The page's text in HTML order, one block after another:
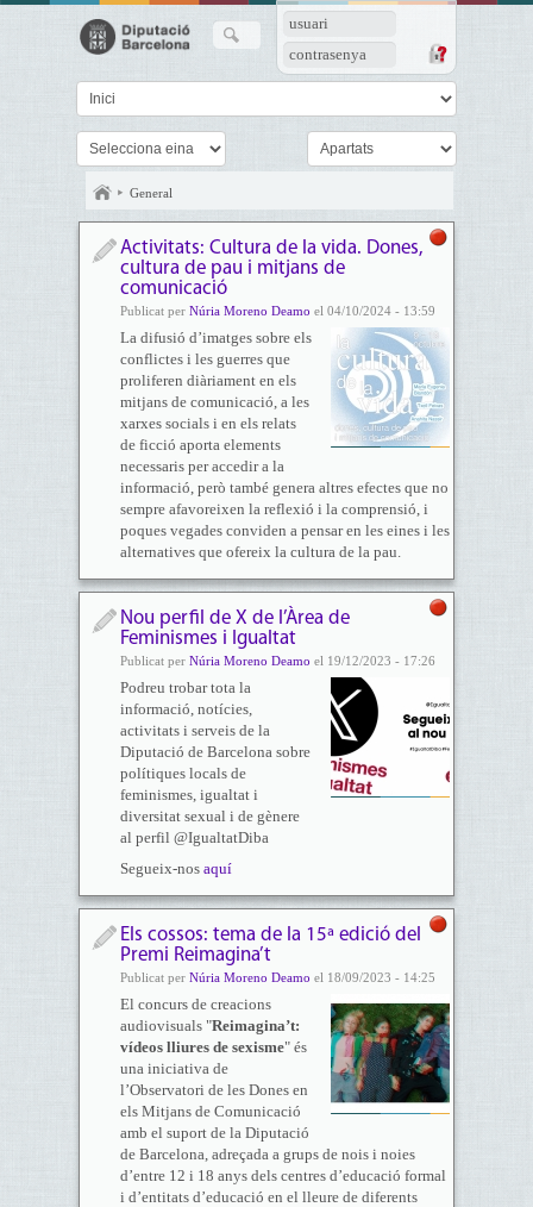
usuari
contrasenya
General
Activitats: Cultura de la vida. Dones,
cultura de pau i mitjans de
comunicació
Publicat per Núria Moreno Deamo el 04/10/2024 - 13:59
La difusió d’imatges sobre els
conflictes i les guerres que
proliferen diàriament en els
mitjans de comunicació, a les
xarxes socials i en els relats
de ficció aporta elements
necessaris per accedir a la
informació, però també genera altres efectes que no
sempre afavoreixen la reflexió i la comprensió, i
poques vegades conviden a pensar en les eines i les
alternatives que ofereix la cultura de la pau.
Nou perfil de X de l’Àrea de
Feminismes i Igualtat
Publicat per Núria Moreno Deamo el 19/12/2023 - 17:26
Podreu trobar tota la
informació, notícies,
activitats i serveis de la
Diputació de Barcelona sobre
polítiques locals de
feminismes, igualtat i
diversitat sexual i de gènere
al perfil @IgualtatDiba
Segueix-nos aquí
Els cossos: tema de la 15ª edició del
Premi Reimagina’t
Publicat per Núria Moreno Deamo el 18/09/2023 - 14:25
El concurs de creacions
audiovisuals "Reimagina’t:
vídeos lliures de sexisme" és
una iniciativa de
l’Observatori de les Dones en
els Mitjans de Comunicació
amb el suport de la Diputació
de Barcelona, adreçada a grups de nois i noies
d’entre 12 i 18 anys dels centres d’educació formal
i d’entitats d’educació en el lleure de diferents